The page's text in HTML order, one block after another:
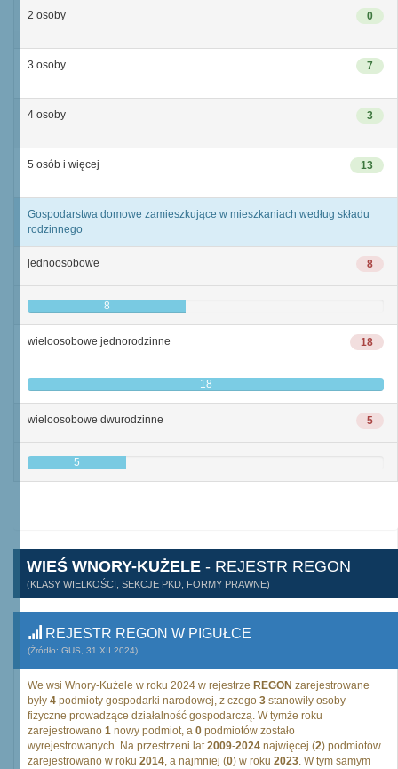
0
2 osoby
7
3 osoby
3
4 osoby
13
5 osób i więcej
Gospodarstwa domowe zamieszkujące w mieszkaniach według składu
rodzinnego
8
jednoosobowe
8
18
wieloosobowe jednorodzinne
18
5
wieloosobowe dwurodzinne
5
WIEŚ WNORY-KUŻELE - REJESTR REGON
(KLASY WIELKOŚCI, SEKCJE PKD, FORMY PRAWNE)
REJESTR REGON W PIGUŁCE
(Źródło: GUS, 31.XII.2024)
We wsi Wnory-Kużele w roku 2024 w rejestrze REGON zarejestrowane
były 4 podmioty gospodarki narodowej, z czego 3 stanowiły osoby
fizyczne prowadzące działalność gospodarczą. W tymże roku
zarejestrowano 1 nowy podmiot, a 0 podmiotów zostało
wyrejestrowanych. Na przestrzeni lat2009-2024 najwięcej (2) podmiotów
zarejestrowano w roku 2014, a najmniej (0) w roku 2023. W tym samym